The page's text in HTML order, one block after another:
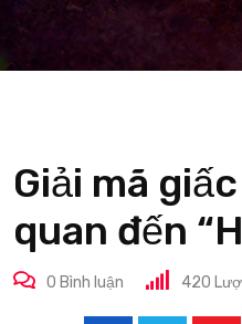
Giải mã
quan đến
0 Bình luận 420